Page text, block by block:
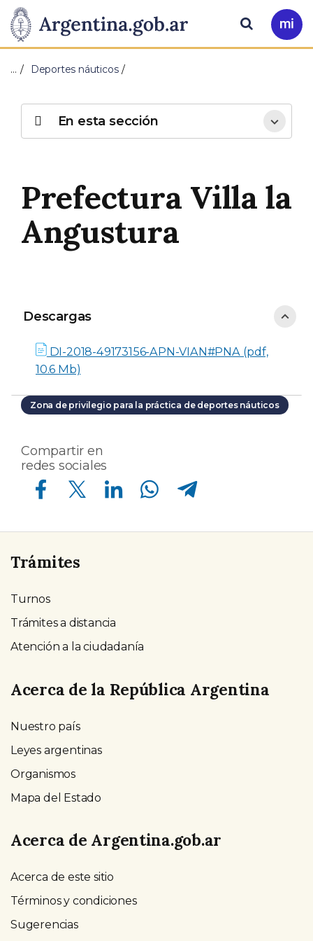
Presidencia
de
Nación
Pasar al contenido principal
Ir
a
Buscar
… Deportes náuticos
Prefectura Villa la
Angustura
Descargas
Descargas
DI-2018-49173156-APN-VIAN#PNA (pdf,
10.6 Mb)
Zona de privilegio para la práctica de deportes náuticos
Compartir en
redes sociales
Compartir en Facebook Compartir en Twitter Compartir en Linkedin Compartir en Whatsapp Compartir en Telegram
En esta sección
Trámites
Turnos
Trámites a distancia
Atención a la ciudadanía
Acerca de la República Argentina
Nuestro país
Leyes argentinas
Organismos
Mapa del Estado
Acerca de Argentina.gob.ar
Acerca de este sitio
Términos y condiciones
Sugerencias